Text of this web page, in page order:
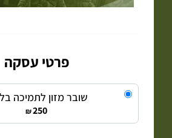
פרטי עסקה
שובר מזון לתמיכה
250
₪